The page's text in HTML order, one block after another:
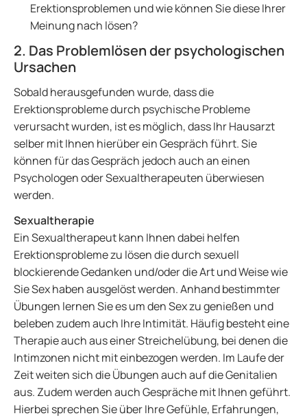
Erektionsproblemen und wie können Sie diese Ihrer
Meinung nach lösen?
2. Das Problemlösen der psychologischen
Ursachen
Sobald herausgefunden wurde, dass die
Erektionsprobleme durch psychische Probleme
verursacht wurden, ist es möglich, dass Ihr Hausarzt
selber mit Ihnen hierüber ein Gespräch führt. Sie
können für das Gespräch jedoch auch an einen
Psychologen oder Sexualtherapeuten überwiesen
werden.
Sexualtherapie
Ein Sexualtherapeut kann Ihnen dabei helfen
Erektionsprobleme zu lösen die durch sexuell
blockierende Gedanken und/oder die Art und Weise wie
Sie Sex haben ausgelöst werden. Anhand bestimmter
Übungen lernen Sie es um den Sex zu genießen und
beleben zudem auch Ihre Intimität. Häufig besteht eine
Therapie auch aus einer Streichelübung, bei denen die
Intimzonen nicht mit einbezogen werden. Im Laufe der
Zeit weiten sich die Übungen auch auf die Genitalien
aus. Zudem werden auch Gespräche mit Ihnen geführt.
Hierbei sprechen Sie über Ihre Gefühle, Erfahrungen,